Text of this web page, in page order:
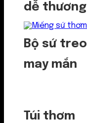
dễ thương
Bộ sứ treo
may mắn
Túi thơm